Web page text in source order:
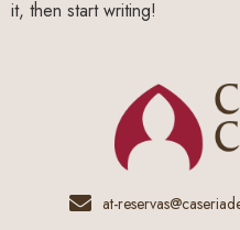
it, then start writing!
at-